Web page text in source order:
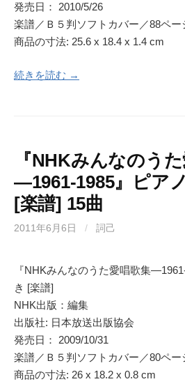
発売日： 2010/5/26
楽譜／Ｂ５判ソフトカバー／88ペー
商品の寸法: 25.6 x 18.4 x 1.4 cm
続きを読む →
『NHKみんなのう
―1961‐1985』ピア
[楽譜] 15曲
2011年6月6日 / 詞己
『NHKみんなのうた愛唱歌集
き [楽譜]
NHK出版：編集
出版社: 日本放送出版協会
発売日： 2009/10/31
楽譜／Ｂ５判ソフトカバー／80ペー
商品の寸法: 26 x 18.2 x 0.8 cm